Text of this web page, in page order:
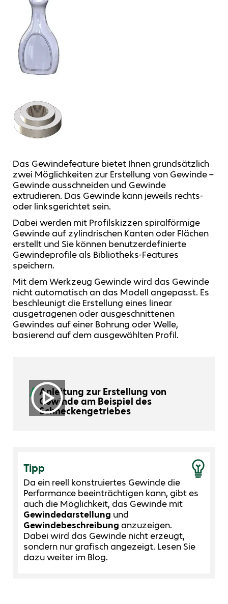
Das Gewindefeature bietet Ihnen grundsätzlich
zwei Möglichkeiten zur Erstellung von Gewinde –
Gewinde ausschneiden und Gewinde
extrudieren. Das Gewinde kann jeweils rechts-
oder linksgerichtet sein.
Dabei werden mit Profilskizzen spiralförmige
Gewinde auf zylindrischen Kanten oder Flächen
erstellt und Sie können benutzerdefinierte
Gewindeprofile als Bibliotheks-Features
speichern.
Mit dem Werkzeug Gewinde wird das Gewinde
nicht automatisch an das Modell angepasst. Es
beschleunigt die Erstellung eines linear
ausgetragenen oder ausgeschnittenen
Gewindes auf einer Bohrung oder Welle,
basierend auf dem ausgewählten Profil.
Anleitung zur Erstellung von
Gewinde am Beispiel des
Schneckengetriebes
Tipp
Da ein reell konstruiertes Gewinde die
Performance beeinträchtigen kann, gibt es
auch die Möglichkeit, das Gewinde mit
Gewindedarstellung und
Gewindebeschreibung anzuzeigen.
Dabei wird das Gewinde nicht erzeugt,
sondern nur grafisch angezeigt. Lesen Sie
dazu weiter im Blog.